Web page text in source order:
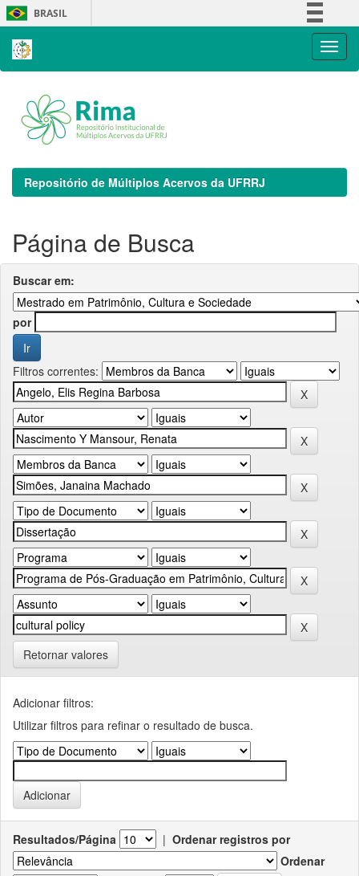
Skip
navigation
BRASIL
Repositório de Múltiplos Acervos da UFRRJ
Página de Busca
Buscar em:
por
Filtros correntes:
Retornar valores
Adicionar filtros:
Utilizar filtros para refinar o resultado de busca.
Resultados/Página | Ordenar registros por
Ordenar